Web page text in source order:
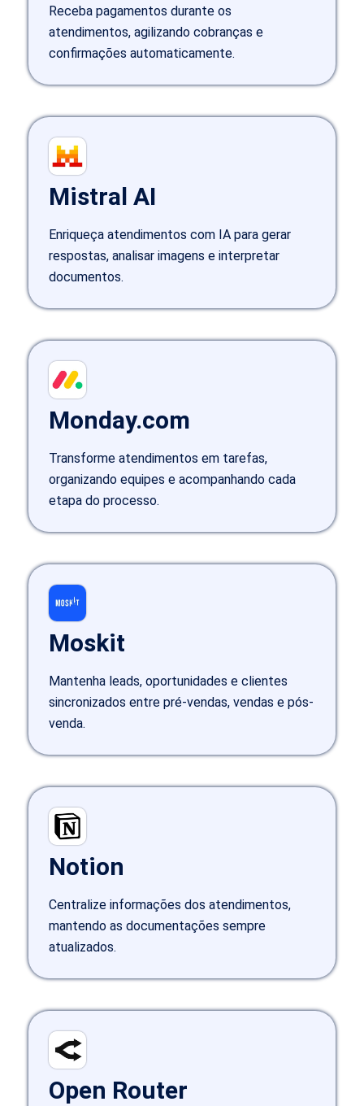
Receba pagamentos durante os
atendimentos, agilizando cobranças e
confirmações automaticamente.
Mistral AI
Enriqueça atendimentos com IA para gerar
respostas, analisar imagens e interpretar
documentos.
Monday.com
Transforme atendimentos em tarefas,
organizando equipes e acompanhando cada
etapa do processo.
Moskit
Mantenha leads, oportunidades e clientes
sincronizados entre pré-vendas, vendas e pós-
venda.
Notion
Centralize informações dos atendimentos,
mantendo as documentações sempre
atualizados.
Open Router